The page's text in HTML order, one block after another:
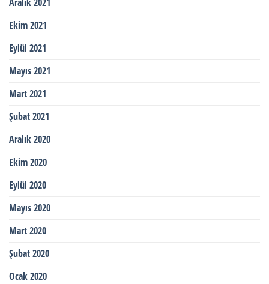
Aralık 2021
Ekim 2021
Eylül 2021
Mayıs 2021
Mart 2021
Şubat 2021
Aralık 2020
Ekim 2020
Eylül 2020
Mayıs 2020
Mart 2020
Şubat 2020
Ocak 2020